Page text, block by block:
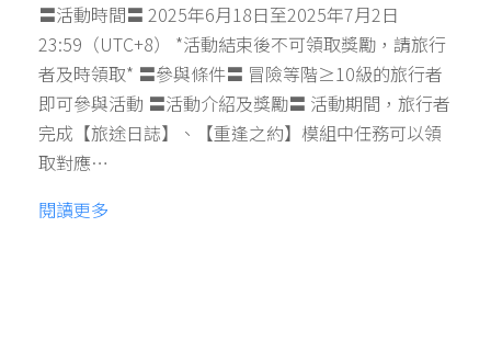
〓活動時間〓 2025年6月18日至2025年7月2日
23:59（UTC+8） *活動結束後不可領取獎勵，請旅行
者及時領取* 〓參與條件〓 冒險等階≥10級的旅行者
即可參與活動 〓活動介紹及獎勵〓 活動期間，旅行者
完成【旅途日誌】、【重逢之約】模組中任務可以領
取對應…
閱讀更多